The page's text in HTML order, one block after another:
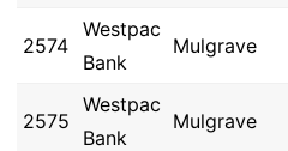
2574
Westpac
Bank
Mulgrave
2575
Westpac
Bank
Mulgrave